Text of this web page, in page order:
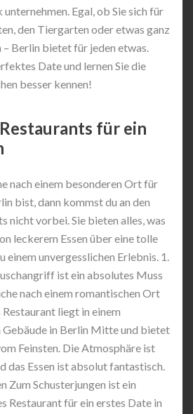
Egal, ob Sie sich für
den Tiergarten oder etwas ganz
– Berlin bietet für jeden etwas.
Date und lernen Sie die
besser kennen!
für ein
nach einem besonderen Ort für
bist, dann kommst du an den
nicht vorbei. Sie bieten alles, was
leckerem Essen über eine tolle
einem unvergesslichen Erlebnis. 1.
ist ein absolutes Muss
nach einem romantischen Ort
liegt in einem
Gebäude in Berlin Mitte und bietet
Feinsten. Die Atmosphäre ist
das Essen ist absolut fantastisch.
Zum Schusterjungen ist ein
Restaurant für ein erstes Date in